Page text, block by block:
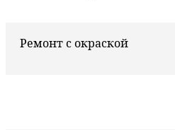
Ремонт с окраской